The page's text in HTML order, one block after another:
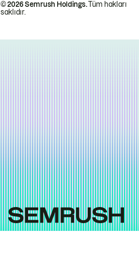
© 2026 Semrush Holdings.Tüm hakları
saklıdır.